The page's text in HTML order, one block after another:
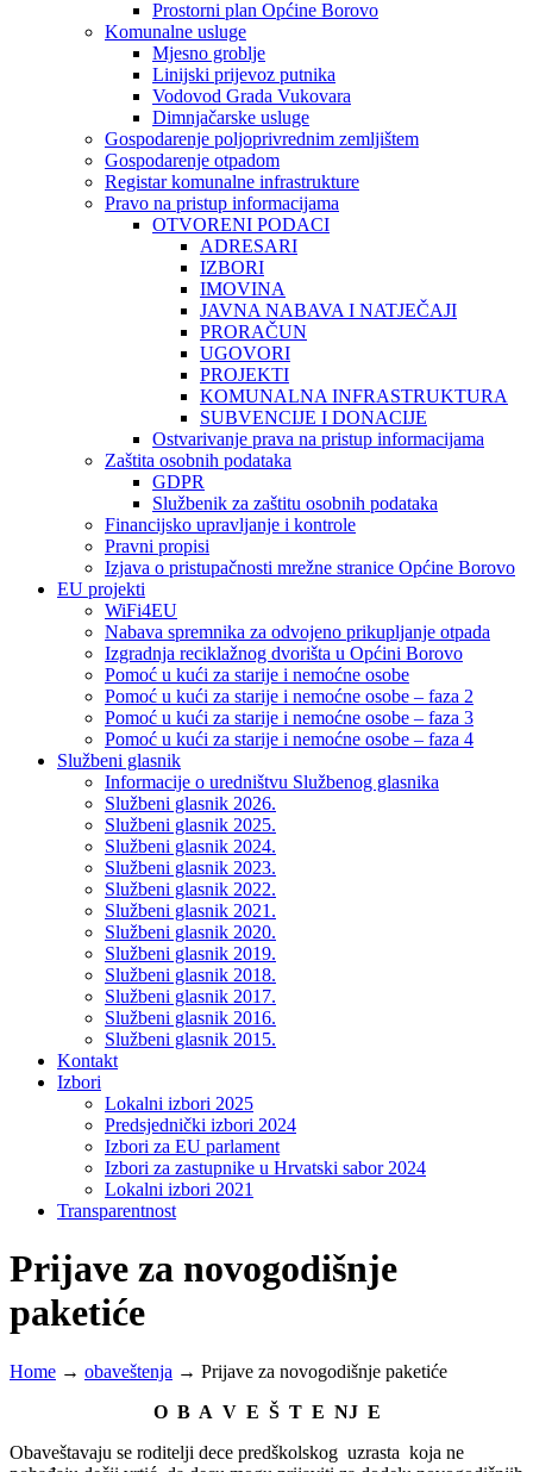
Prostorni plan Općine Borovo
Komunalne usluge
Mjesno groblje
Linijski prijevoz putnika
Vodovod Grada Vukovara
Dimnjačarske usluge
Gospodarenje poljoprivrednim zemljištem
Gospodarenje otpadom
Registar komunalne infrastrukture
Pravo na pristup informacijama
OTVORENI PODACI
ADRESARI
IZBORI
IMOVINA
JAVNA NABAVA I NATJEČAJI
PRORAČUN
UGOVORI
PROJEKTI
KOMUNALNA INFRASTRUKTURA
SUBVENCIJE I DONACIJE
Ostvarivanje prava na pristup informacijama
Zaštita osobnih podataka
GDPR
Službenik za zaštitu osobnih podataka
Financijsko upravljanje i kontrole
Pravni propisi
Izjava o pristupačnosti mrežne stranice Općine Borovo
EU projekti
WiFi4EU
Nabava spremnika za odvojeno prikupljanje otpada
Izgradnja reciklažnog dvorišta u Općini Borovo
Pomoć u kući za starije i nemoćne osobe
Pomoć u kući za starije i nemoćne osobe – faza 2
Pomoć u kući za starije i nemoćne osobe – faza 3
Pomoć u kući za starije i nemoćne osobe – faza 4
Službeni glasnik
Informacije o uredništvu Službenog glasnika
Službeni glasnik 2026.
Službeni glasnik 2025.
Službeni glasnik 2024.
Službeni glasnik 2023.
Službeni glasnik 2022.
Službeni glasnik 2021.
Službeni glasnik 2020.
Službeni glasnik 2019.
Službeni glasnik 2018.
Službeni glasnik 2017.
Službeni glasnik 2016.
Službeni glasnik 2015.
Kontakt
Izbori
Lokalni izbori 2025
Predsjednički izbori 2024
Izbori za EU parlament
Izbori za zastupnike u Hrvatski sabor 2024
Lokalni izbori 2021
Transparentnost
Prijave za novogodišnje
paketiće
Home → obaveštenja → Prijave za novogodišnje paketiće
O B A V E Š T E NJ E
Obaveštavaju se roditelji dece predškolskog uzrasta koja ne